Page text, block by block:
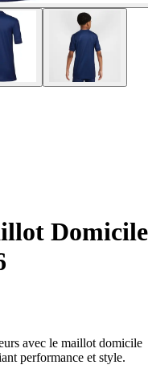
Domicile
avec le maillot domicile
performance et style.